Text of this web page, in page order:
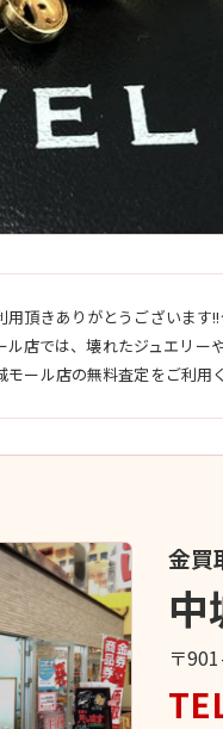
頂きありがとうございま
店では、壊れたジュエリ
ール店の無料査定をご利用
金買
〒